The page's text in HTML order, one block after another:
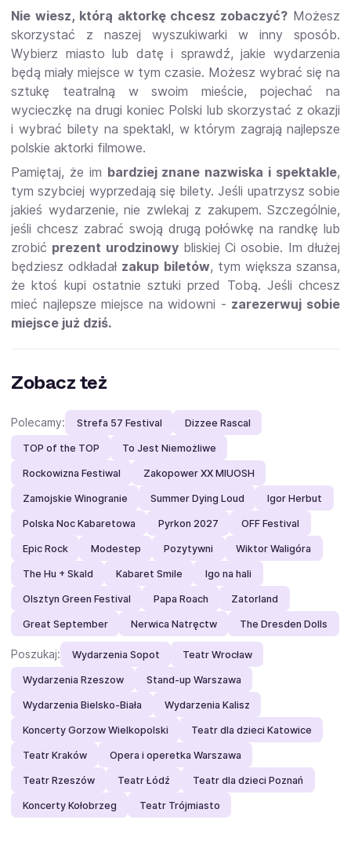
Nie wiesz, którą aktorkę chcesz zobaczyć? Możesz
skorzystać z naszej wyszukiwarki w inny sposób.
Wybierz miasto lub datę i sprawdź, jakie wydarzenia
będą miały miejsce w tym czasie. Możesz wybrać się na
sztukę teatralną w swoim mieście, pojechać na
wycieczkę na drugi koniec Polski lub skorzystać z okazji
i wybrać bilety na spektakl, w którym zagrają najlepsze
polskie aktorki filmowe.
Pamiętaj, że im bardziej znane nazwiska i spektakle,
tym szybciej wyprzedają się bilety. Jeśli upatrzysz sobie
jakieś wydarzenie, nie zwlekaj z zakupem. Szczególnie,
jeśli chcesz zabrać swoją drugą połówkę na randkę lub
zrobić prezent urodzinowybliskiej Ci osobie. Im dłużej
będziesz odkładał zakup biletów, tym większa szansa,
że ktoś kupi ostatnie sztuki przed Tobą. Jeśli chcesz
mieć najlepsze miejsce na widowni - zarezerwuj sobie
miejsce już dziś.
Zobacz też
Polecamy: Strefa 57 Festival Dizzee Rascal
TOP of the TOP To Jest Niemożliwe
Rockowizna Festiwal Zakopower XX MIUOSH
Zamojskie Winogranie Summer Dying Loud Igor Herbut
Polska Noc Kabaretowa Pyrkon 2027 OFF Festival
Epic Rock Modestep Pozytywni Wiktor Waligóra
The Hu + Skald Kabaret Smile Igo na hali
Olsztyn Green Festival Papa Roach Zatorland
Great September Nerwica Natręctw The Dresden Dolls
Poszukaj: Wydarzenia Sopot Teatr Wrocław
Wydarzenia Rzeszow Stand-up Warszawa
Wydarzenia Bielsko-Biała Wydarzenia Kalisz
Koncerty Gorzow Wielkopolski Teatr dla dzieci Katowice
Teatr Kraków Opera i operetka Warszawa
Teatr Rzeszów Teatr Łódź Teatr dla dzieci Poznań
Koncerty Kołobrzeg Teatr Trójmiasto